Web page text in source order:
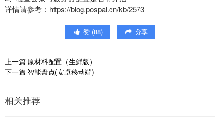
详情请参考：https://blog.pospal.cn/kb/2573
赞 (88) 分享
上一篇 原材料配置（生鲜版）
下一篇 智能盘点(安卓移动端)
相关推荐